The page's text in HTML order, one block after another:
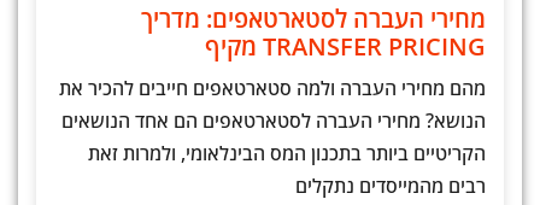
מחירי העברה לסטארטאפים: מדריך
TRANSFER PRICING מקיף
מהם מחירי העברה ולמה סטארטאפים חייבים להכיר את
הנושא? מחירי העברה לסטארטאפים הם אחד הנושאים
הקריטיים ביותר בתכנון המס הבינלאומי, ולמרות זאת
רבים מהמייסדים נתקלים